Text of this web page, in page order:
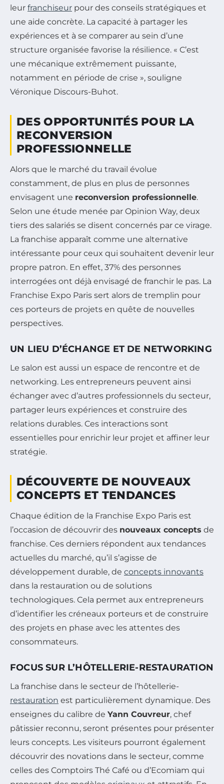
leur franchiseur pour des conseils stratégiques et
une aide concrète. La capacité à partager les
expériences et à se comparer au sein d’une
structure organisée favorise la résilience. « C’est
une mécanique extrêmement puissante,
notamment en période de crise », souligne
Véronique Discours-Buhot.
DES OPPORTUNITÉS POUR LA
RECONVERSION
PROFESSIONNELLE
Alors que le marché du travail évolue
constamment, de plus en plus de personnes
envisagent une reconversion professionnelle.
Selon une étude menée par Opinion Way, deux
tiers des salariés se disent concernés par ce virage.
La franchise apparaît comme une alternative
intéressante pour ceux qui souhaitent devenir leur
propre patron. En effet, 37% des personnes
interrogées ont déjà envisagé de franchir le pas. La
Franchise Expo Paris sert alors de tremplin pour
ces porteurs de projets en quête de nouvelles
perspectives.
UN LIEU D’ÉCHANGE ET DE NETWORKING
Le salon est aussi un espace de rencontre et de
networking. Les entrepreneurs peuvent ainsi
échanger avec d’autres professionnels du secteur,
partager leurs expériences et construire des
relations durables. Ces interactions sont
essentielles pour enrichir leur projet et affiner leur
stratégie.
DÉCOUVERTE DE NOUVEAUX
CONCEPTS ET TENDANCES
Chaque édition de la Franchise Expo Paris est
l’occasion de découvrir des nouveaux concepts de
franchise. Ces derniers répondent aux tendances
actuelles du marché, qu’il s’agisse de
développement durable, de concepts innovants
dans la restauration ou de solutions
technologiques. Cela permet aux entrepreneurs
d’identifier les créneaux porteurs et de construire
des projets en phase avec les attentes des
consommateurs.
FOCUS SUR L’HÔTELLERIE-RESTAURATION
La franchise dans le secteur de l’hôtellerie-
restauration est particulièrement dynamique. Des
enseignes du calibre de Yann Couvreur, chef
pâtissier reconnu, seront présentes pour présenter
leurs concepts. Les visiteurs pourront également
découvrir des novations dans le secteur, comme
celles des Comptoirs Thé Café ou d’Ecomiam qui